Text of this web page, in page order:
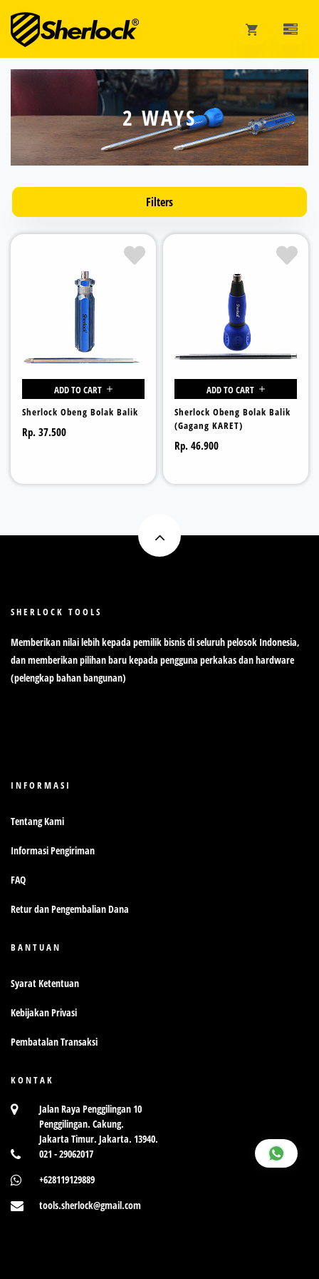
2 WAYS
Filters
Sherlock Obeng Bolak Balik
Rp. 37.500
ADD TO CART
Sherlock Obeng Bolak Balik
(Gagang KARET)
Rp. 46.900
ADD TO CART
SHERLOCK TOOLS
Memberikan nilai lebih kepada pemilik bisnis di seluruh pelosok Indonesia,
dan memberikan pilihan baru kepada pengguna perkakas dan hardware
(pelengkap bahan bangunan)
INFORMASI
Tentang Kami
Informasi Pengiriman
FAQ
Retur dan Pengembalian Dana
BANTUAN
Syarat Ketentuan
Kebijakan Privasi
Pembatalan Transaksi
KONTAK
Jalan Raya Penggilingan 10
Penggilingan. Cakung.
Jakarta Timur. Jakarta. 13940.
021 - 29062017
+628119129889
tools.sherlock@gmail.com